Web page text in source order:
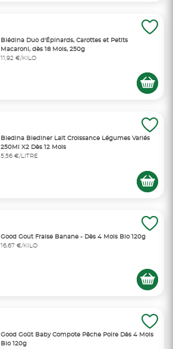
Blédina Duo d'Épinards, Carottes et Petits
Macaroni, dès 18 Mois, 250g
11,92 €/KILO
Bledina Blediner Lait Croissance Légumes Variés
250Ml X2 Dès 12 Mois
5,56 €/LITRE
Good Gout Fraise Banane - Dès 4 Mois Bio 120g
16,67 €/KILO
Good Goût Baby Compote Pêche Poire Dès 4 Mois
Bio 120g